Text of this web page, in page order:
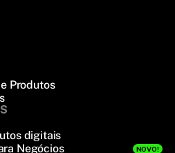
Produtos
digitais
Negócios
NOVO!